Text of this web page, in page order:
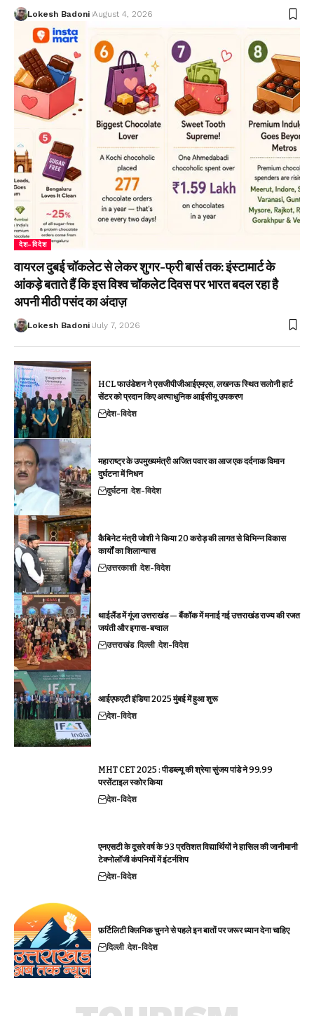
Lokesh Badoni August 4, 2026
देश-विदेश
वायरल दुबई चॉकलेट से लेकर शुगर-फ्री बार्स तक: इंस्टामार्ट के
आंकड़े बताते हैं कि इस विश्व चॉकलेट दिवस पर भारत बदल रहा है
अपनी मीठी पसंद का अंदाज़
Lokesh Badoni July 7, 2026
HCL फाउंडेशन ने एसजीपीजीआईएमएस, लखनऊ स्थित सलोनी हार्ट
सेंटर को प्रदान किए अत्याधुनिक आईसीयू उपकरण
देश-विदेश
महाराष्ट्र के उपमुख्यमंत्री अजित पवार का आज एक दर्दनाक विमान
दुर्घटना में निधन
दुर्घटना देश-विदेश
कैबिनेट मंत्री जोशी ने किया 20 करोड़ की लागत से विभिन्न विकास
कार्यों का शिलान्यास
उत्तरकाशी देश-विदेश
थाईलैंड में गूंजा उत्तराखंड — बैंकॉक में मनाई गई उत्तराखंड राज्य की रजत
जयंती और इगास-बग्वाल
उत्तराखंड दिल्ली देश-विदेश
आईएफएटी इंडिया 2025 मुंबई में हुआ शुरू
देश-विदेश
MHT CET 2025 : पीडब्ल्यू की श्रेया सुंजय पांडे ने 99.99
परसेंटाइल स्कोर किया
देश-विदेश
एनएसटी के दूसरे वर्ष के 93 प्रतिशत विद्यार्थियों ने हासिल की जानीमानी
टेक्नोलॉजी कंपनियों में इंटर्नशिप
देश-विदेश
फ़र्टिलिटी क्लिनिक चुनने से पहले इन बातों पर जरूर ध्यान देना चाहिए
दिल्ली देश-विदेश